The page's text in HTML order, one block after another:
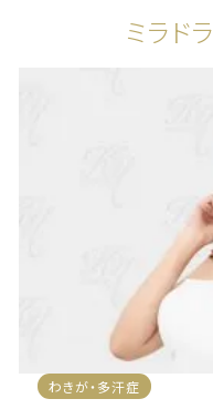
ミラド
わきが・多汗症